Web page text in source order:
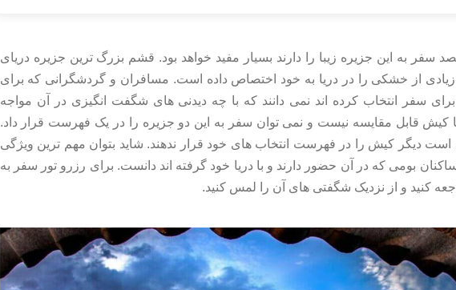
سفر به این جزیره زیبا را دارند بسیار مفید خواهد بود. قشم بزرگ ترین جزیره دریای
از خشکی را در دریا به خود اختصاص داده است. مسافران و گردشگرانی که برای
سفر انتخاب کرده اند نمی دانند که با چه دیدنی های شگفت انگیزی در آن مواجه
کیش قابل مقایسه نیست و نمی توان سفر به این دو جزیره را در یک فهرست قرار داد.
است دیگر کیش را در فهرست انتخاب های خود قرار ندهند. شاید بتوان مهم ترین ویژگی
بومی که در آن حضور دارند و با دریا خود گرفته اند دانست. برای رزرو تور سفر به
کنید و از نزدیک شگفتی های آن را لمس کنید.